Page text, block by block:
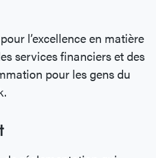
l’excellence en matière
services financiers et des
pour les gens du